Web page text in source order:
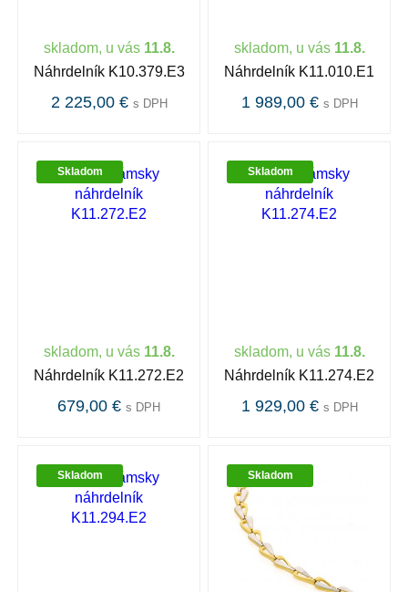
skladom, u vás 11.8.
Náhrdelník K10.379.E3
2 225,00 € s DPH
skladom, u vás 11.8.
Náhrdelník K11.010.E1
1 989,00 € s DPH
Skladom
skladom, u vás 11.8.
Náhrdelník K11.272.E2
679,00 € s DPH
Skladom
skladom, u vás 11.8.
Náhrdelník K11.274.E2
1 929,00 € s DPH
Skladom Skladom